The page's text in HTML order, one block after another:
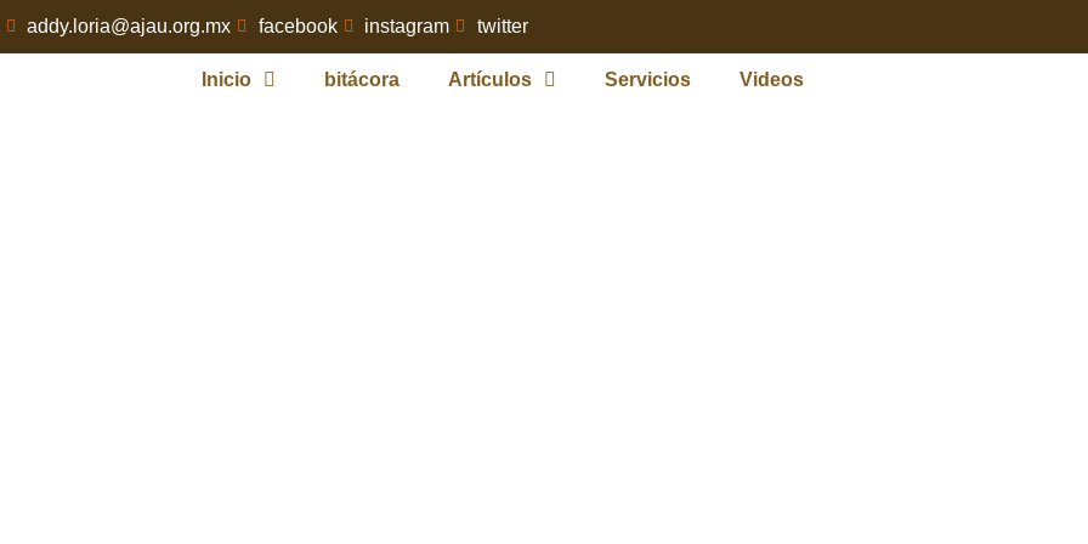
addy.loria@ajau.org.mx facebook instagram twitter
Inicio bitácora Artículos Servicios Videos